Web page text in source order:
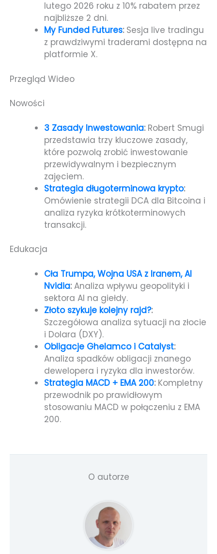
lutego 2026 roku z 10% rabatem przez
najbliższe 2 dni.
My Funded Futures:Sesja live tradingu
z prawdziwymi traderami dostępna na
platformie X.
Przegląd Wideo
Nowości
3 Zasady Inwestowania:Robert Smugi
przedstawia trzy kluczowe zasady,
które pozwolą zrobić inwestowanie
przewidywalnym i bezpiecznym
zajęciem.
Strategia długoterminowa krypto:
Omówienie strategii DCA dla Bitcoina i
analiza ryzyka krótkoterminowych
transakcji.
Edukacja
Cła Trumpa, Wojna USA z Iranem, AI
Nvidia:Analiza wpływu geopolityki i
sektora AI na giełdy.
Złoto szykuje kolejny rajd?:
Szczegółowa analiza sytuacji na złocie
i Dolara (DXY).
Obligacje Ghelamco i Catalyst:
Analiza spadków obligacji znanego
dewelopera i ryzyka dla inwestorów.
Strategia MACD + EMA 200:Kompletny
przewodnik po prawidłowym
stosowaniu MACD w połączeniu z EMA
200.
O autorze